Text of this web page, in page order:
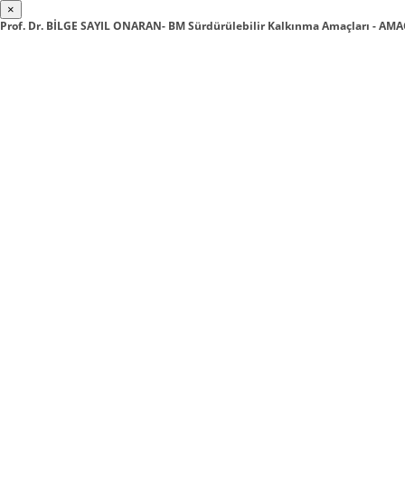
×
Prof. Dr. BİLGE SAYIL ONARAN- BM Sürdürülebilir Kalkınma Amaçları -